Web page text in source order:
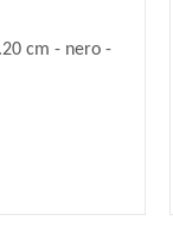
cm - nero -